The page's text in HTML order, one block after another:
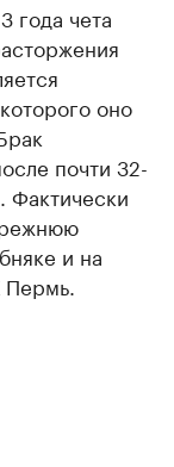
года чета
оно
почти 32-
Фактически
и на